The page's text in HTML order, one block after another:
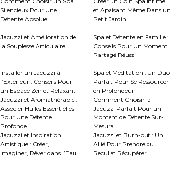
Silencieux Pour Une
Détente Absolue
et Apaisant Même Dans un
Petit Jardin
Jacuzzi et Amélioration de
la Souplesse Articulaire
Spa et Détente en Famille :
Conseils Pour Un Moment
Partagé Réussi
Installer un Jacuzzi à
l’Extérieur : Conseils Pour
un Espace Zen et Relaxant
Spa et Méditation : Un Duo
Parfait Pour Se Ressourcer
en Profondeur
Jacuzzi et Aromathérapie :
Associer Huiles Essentielles
Pour Une Détente
Profonde
Comment Choisir le
Jacuzzi Parfait Pour un
Moment de Détente Sur-
Mesure
Jacuzzi et Inspiration
Artistique : Créer,
Imaginer, Rêver dans l’Eau
Jacuzzi et Burn-out : Un
Allié Pour Prendre du
Recul et Récupérer